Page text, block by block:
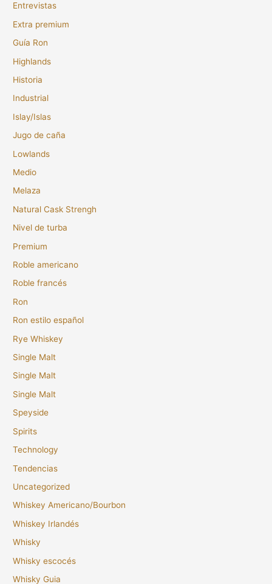
Entrevistas
Extra premium
Guía Ron
Highlands
Historia
Industrial
Islay/Islas
Jugo de caña
Lowlands
Medio
Melaza
Natural Cask Strengh
Nivel de turba
Premium
Roble americano
Roble francés
Ron
Ron estilo español
Rye Whiskey
Single Malt
Single Malt
Single Malt
Speyside
Spirits
Technology
Tendencias
Uncategorized
Whiskey Americano/Bourbon
Whiskey Irlandés
Whisky
Whisky escocés
Whisky Guia